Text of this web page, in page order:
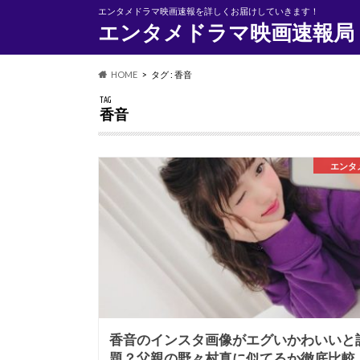
エンタメドラマ映画速報を詳しくお届けしていきます！
エンタメドラマ映画速報局
HOME タグ : 香音
TAG
香音
エンタ
香音のインスタ画像がエグいかわいいと